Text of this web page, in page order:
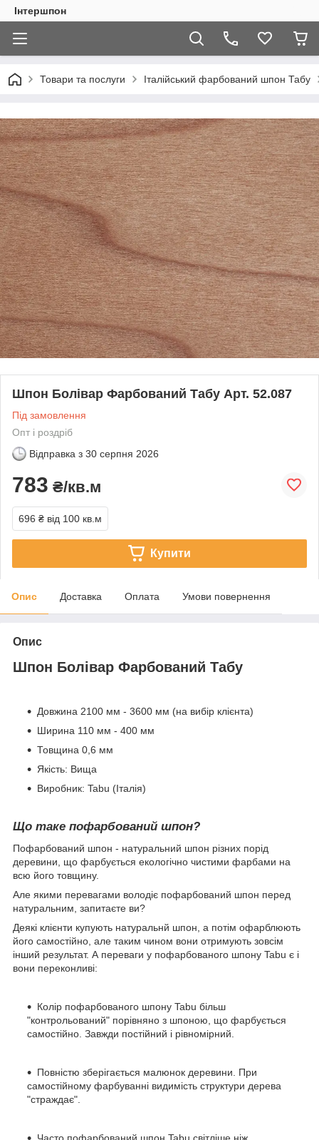
Інтершпон
Товари та послуги Італійський фарбований шпон Табу
Шпон Болівар Фарбований Табу Арт. 52.087
Під замовлення
Опт і роздріб
Відправка з 30 серпня 2026
783 ₴/кв.м
696 ₴ від 100 кв.м
Купити
Опис Доставка Оплата Умови повернення
Опис
Шпон Болівар Фарбований Табу
Довжина 2100 мм - 3600 мм (на вибір клієнта)
Ширина 110 мм - 400 мм
Товщина 0,6 мм
Якість: Вища
Виробник: Tabu (Італія)
Що таке пофарбований шпон?
Пофарбований шпон - натуральний шпон різних порід
деревини, що фарбується екологічно чистими фарбами на
всю його товщину.
Але якими перевагами володіє пофарбований шпон перед
натуральним, запитаєте ви?
Деякі клієнти купують натуральнй шпон, а потім офарблюють
його самостійно, але таким чином вони отримують зовсім
інший результат. А переваги у пофарбованого шпону Tabu є і
вони переконливі:
Колір пофарбованого шпону Tabu більш
"контрольований" порівняно з шпоною, що фарбується
самостійно. Завжди постійний і рівномірний.
Повністю зберігається малюнок деревини. При
самостійному фарбуванні видимість структури дерева
"страждає".